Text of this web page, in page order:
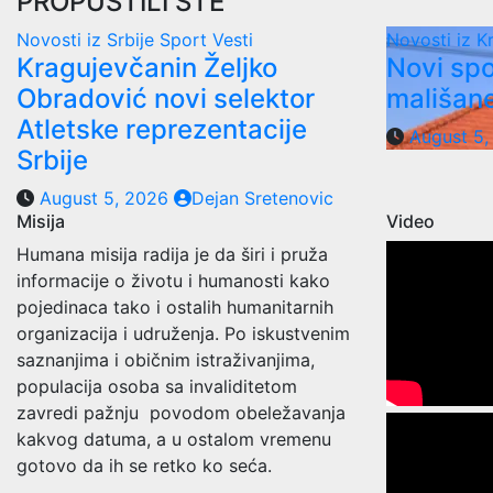
Novosti iz Srbije Sport Vesti
Kragujevčanin Željko
Obradović novi selektor
Atletske reprezentacije
Srbije
August 5, 2026 Dejan Sretenovic
Novosti iz
Novi
August
Misija
Humana misija radija je da širi i pruža
informacije o životu i humanosti kako
pojedinaca tako i ostalih humanitarnih
organizacija i udruženja. Po iskustvenim
saznanjima i običnim istraživanjima,
populacija osoba sa invaliditetom
zavredi pažnju povodom obeležavanja
kakvog datuma, a u ostalom vremenu
gotovo da ih se retko ko seća.
Video